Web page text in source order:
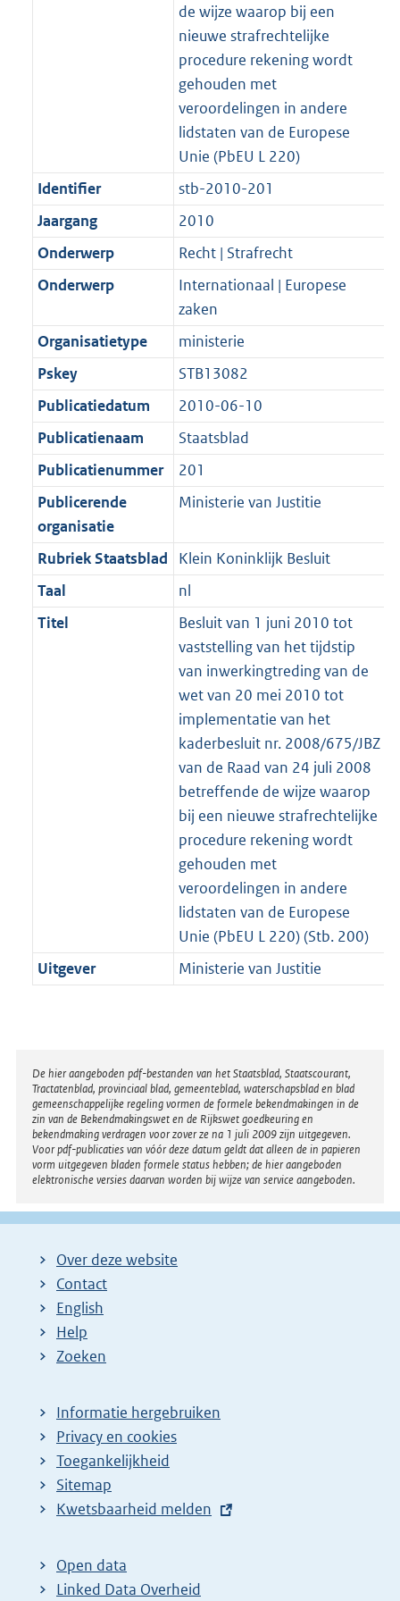
K
b
2
K
b
de wijze waarop bij een
nieuwe strafrechtelijke
procedure rekening wordt
gehouden met
veroordelingen in andere
lidstaten van de Europese
Unie (PbEU L 220)
Identifier
stb-2010-201
Jaargang
2010
Onderwerp
Recht | Strafrecht
Onderwerp
Internationaal | Europese
zaken
Organisatietype
ministerie
Pskey
STB13082
Publicatiedatum
2010-06-10
Publicatienaam
Staatsblad
Publicatienummer
201
Publicerende
organisatie
Ministerie van Justitie
Rubriek Staatsblad
Klein Koninklijk Besluit
Taal
nl
Titel
Besluit van 1 juni 2010 tot
vaststelling van het tijdstip
van inwerkingtreding van de
wet van 20 mei 2010 tot
implementatie van het
kaderbesluit nr. 2008/675/JBZ
van de Raad van 24 juli 2008
betreffende de wijze waarop
bij een nieuwe strafrechtelijke
procedure rekening wordt
gehouden met
veroordelingen in andere
lidstaten van de Europese
Unie (PbEU L 220) (Stb. 200)
Uitgever
Ministerie van Justitie
Disclaimer
De hier aangeboden pdf-bestanden van het Staatsblad, Staatscourant,
Tractatenblad, provinciaal blad, gemeenteblad, waterschapsblad en blad
gemeenschappelijke regeling vormen de formele bekendmakingen in de
zin van de Bekendmakingswet en de Rijkswet goedkeuring en
bekendmaking verdragen voor zover ze na 1 juli 2009 zijn uitgegeven.
Voor pdf-publicaties van vóór deze datum geldt dat alleen de in papieren
vorm uitgegeven bladen formele status hebben; de hier aangeboden
elektronische versies daarvan worden bij wijze van service aangeboden.
Over deze website
Contact
English
Help
Zoeken
Informatie hergebruiken
Privacy en cookies
Toegankelijkheid
Sitemap
E
t
e
Kwetsbaarheid melden
Open data
Linked Data Overheid